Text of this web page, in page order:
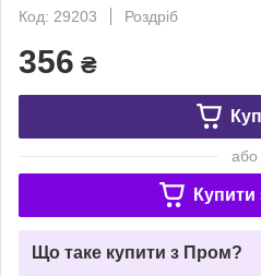
Код: 29203
Роздріб
356 ₴
або
Купити
Що таке купити з Пром?